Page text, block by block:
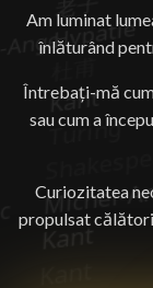
Am luminat
înlăturând
Întrebați-mă
sau cum a
Curiozitatea
propulsat